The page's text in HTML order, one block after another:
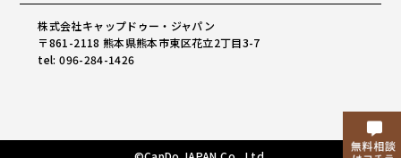
株式会社キャップドゥー・ジャパン
〒861-2118 熊本県熊本市東区花立2丁目3-7
tel: 096-284-1426